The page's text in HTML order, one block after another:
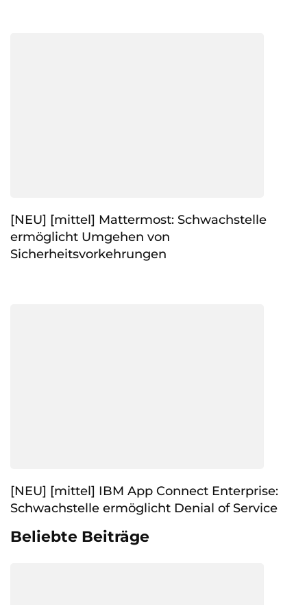
[NEU] [mittel] Mattermost: Schwachstelle
ermöglicht Umgehen von
Sicherheitsvorkehrungen
[NEU] [mittel] IBM App Connect Enterprise:
Schwachstelle ermöglicht Denial of Service
Beliebte Beiträge